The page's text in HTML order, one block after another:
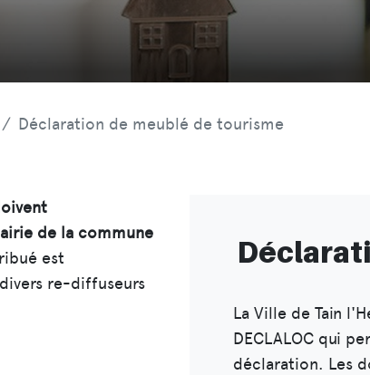
Déclaration de meublé de tourisme
de la commune
est
re-diffuseurs
La Ville de Tain
DECLALOC qui
déclaration. Les